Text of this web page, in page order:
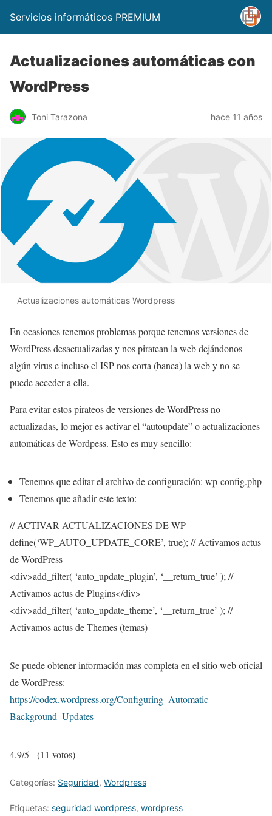
Servicios informáticos PREMIUM
Actualizaciones automáticas con
WordPress
Toni Tarazona hace 11 años
Actualizaciones automáticas Wordpress
En ocasiones tenemos problemas porque tenemos versiones de
WordPress desactualizadas y nos piratean la web dejándonos
algún virus e incluso el ISP nos corta (banea) la web y no se
puede acceder a ella.
Para evitar estos pirateos de versiones de WordPress no
actualizadas, lo mejor es activar el “autoupdate” o actualizaciones
automáticas de Wordpess. Esto es muy sencillo:
Tenemos que editar el archivo de configuración: wp-config.php
Tenemos que añadir este texto:
// ACTIVAR ACTUALIZACIONES DE WP
define(‘WP_AUTO_UPDATE_CORE’, true); // Activamos actus
de WordPress
<div>add_filter( ‘auto_update_plugin’, ‘__return_true’ ); //
Activamos actus de Plugins</div>
<div>add_filter( ‘auto_update_theme’, ‘__return_true’ ); //
Activamos actus de Themes (temas)
Se puede obtener información mas completa en el sitio web oficial
de WordPress:
https://codex.wordpress.org/Configuring_Automatic_
Background_Updates
4.9/5 - (11 votos)
Categorías: Seguridad, Wordpress
Etiquetas: seguridad wordpress, wordpress